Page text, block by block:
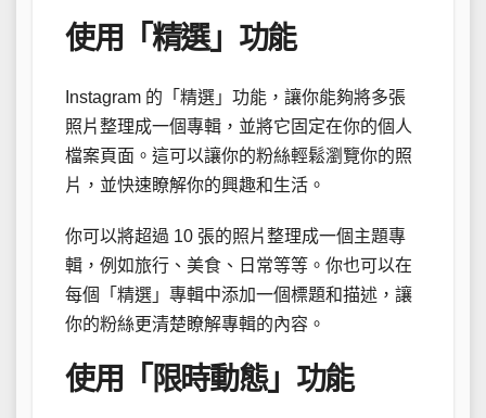
使用「精選」功能
Instagram 的「精選」功能，讓你能夠將多張
照片整理成一個專輯，並將它固定在你的個人
檔案頁面。這可以讓你的粉絲輕鬆瀏覽你的照
片，並快速瞭解你的興趣和生活。
你可以將超過 10 張的照片整理成一個主題專
輯，例如旅行、美食、日常等等。你也可以在
每個「精選」專輯中添加一個標題和描述，讓
你的粉絲更清楚瞭解專輯的內容。
使用「限時動態」功能